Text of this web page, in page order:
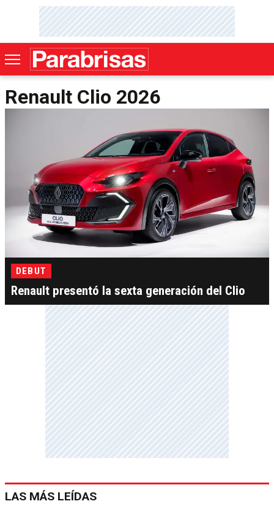
Renault Clio 2026
DEBUT
Renault presentó la sexta generación del Clio
LAS MÁS LEÍDAS